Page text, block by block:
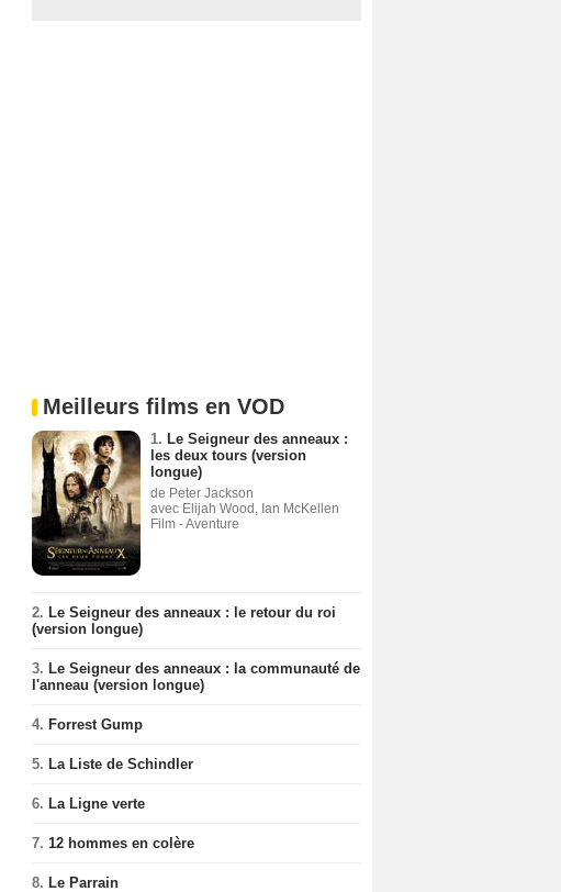
Meilleurs films en VOD
1. Le Seigneur des anneaux :
les deux tours (version
longue)
de Peter Jackson
avec Elijah Wood, Ian McKellen
Film - Aventure
2. Le Seigneur des anneaux : le retour du roi
(version longue)
3. Le Seigneur des anneaux : la communauté de
l'anneau (version longue)
4. Forrest Gump
5. La Liste de Schindler
6. La Ligne verte
7. 12 hommes en colère
8. Le Parrain